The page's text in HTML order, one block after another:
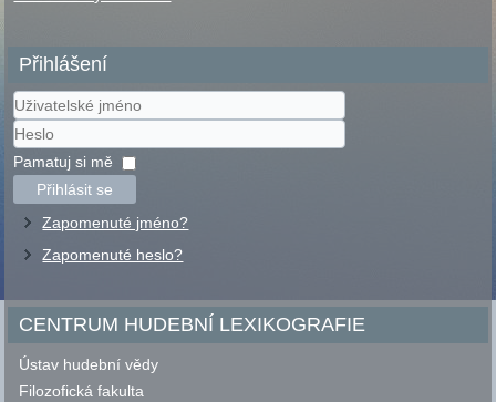
Přihlášení
Uživatelské
jméno
Heslo
Pamatuj si mě
Přihlásit se
Zapomenuté jméno?
Zapomenuté heslo?
CENTRUM HUDEBNÍ LEXIKOGRAFIE
Ústav hudební vědy
Filozofická fakulta